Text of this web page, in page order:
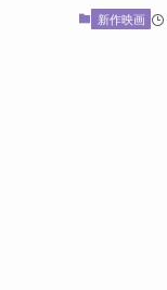
新作映画